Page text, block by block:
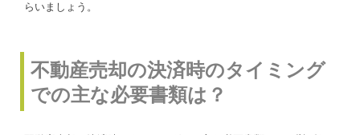
らいましょう。
不動産売却の決済時のタイミング
での主な必要書類は？